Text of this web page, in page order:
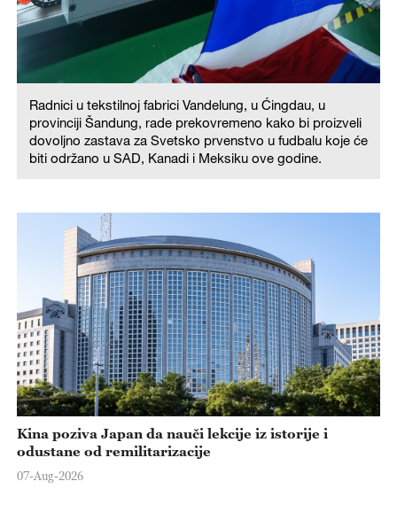
Radnici u tekstilnoj fabrici Vandelung, u Ćingdau, u
provinciji Šandung, rade prekovremeno kako bi proizveli
dovoljno zastava za Svetsko prvenstvo u fudbalu koje će
biti održano u SAD, Kanadi i Meksiku ove godine.
Kina poziva Japan da nauči lekcije iz istorije i
odustane od remilitarizacije
07-Aug-2026